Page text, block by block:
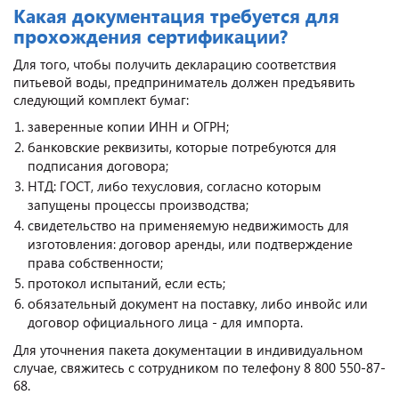
Какая документация требуется для
прохождения сертификации?
Для того, чтобы получить декларацию соответствия
питьевой воды, предприниматель должен предъявить
следующий комплект бумаг:
заверенные копии ИНН и ОГРН;
банковские реквизиты, которые потребуются для
подписания договора;
НТД: ГОСТ, либо техусловия, согласно которым
запущены процессы производства;
свидетельство на применяемую недвижимость для
изготовления: договор аренды, или подтверждение
права собственности;
протокол испытаний, если есть;
обязательный документ на поставку, либо инвойс или
договор официального лица - для импорта.
Для уточнения пакета документации в индивидуальном
случае, свяжитесь с сотрудником по телефону 8 800 550-87-
68.